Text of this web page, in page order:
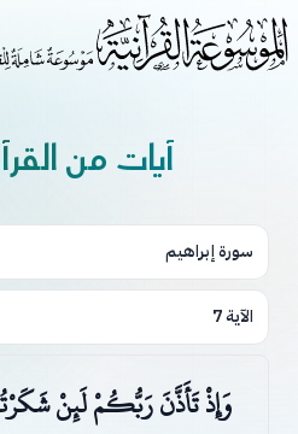
آيات من
سورة إبراهيم
الآية 7
وَإِذْ تَأَذَّنَ رَبُّكُمْ لَئِنْ